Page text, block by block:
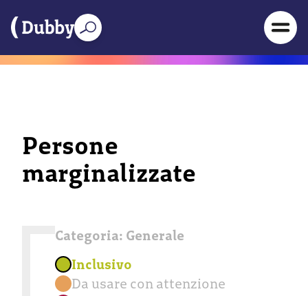
Persone
marginalizzate
Categoria: Generale
Inclusivo
Da usare con attenzione